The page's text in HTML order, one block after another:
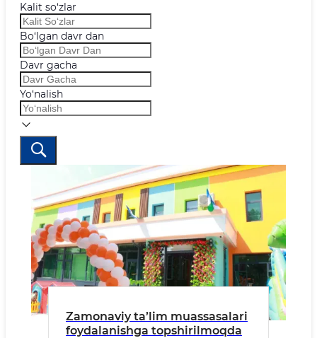
Kalit so‘zlar
Bo‘lgan davr dan
Davr gacha
Yo‘nalish
Zamonaviy ta’lim muassasalari
foydalanishga topshirilmoqda